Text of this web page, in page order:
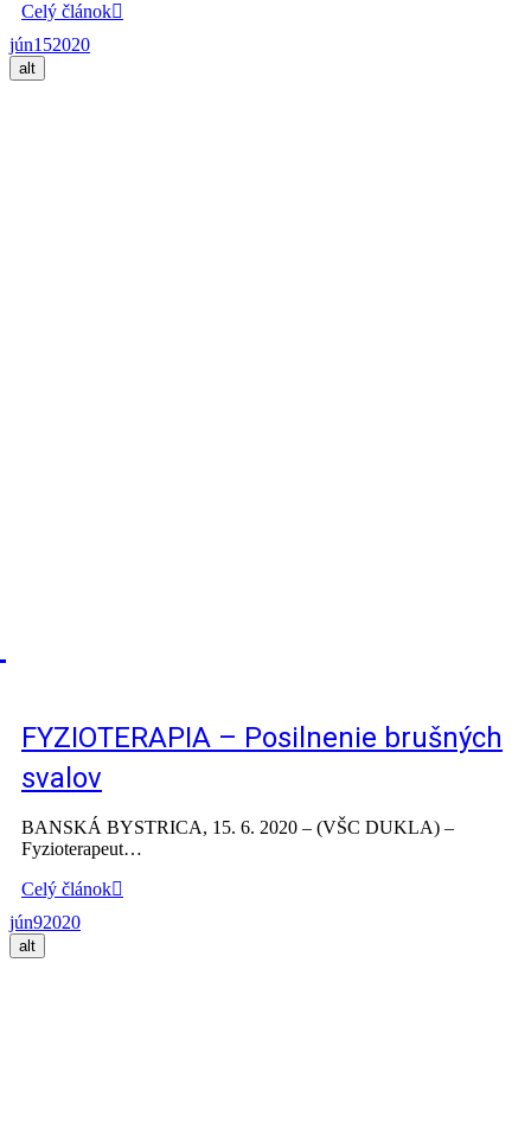
Celý článok
jún152020
alt
FYZIOTERAPIA – Posilnenie brušných
svalov
BANSKÁ BYSTRICA, 15. 6. 2020 – (VŠC DUKLA) –
Fyzioterapeut…
Celý článok
jún92020
alt